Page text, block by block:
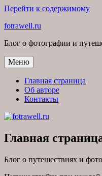
Перейти к содержимому
fotrawell.ru
Блог о фотографии и
Меню
Главная страница
Об авторе
Контакты
Главная
Блог о путешествиях и